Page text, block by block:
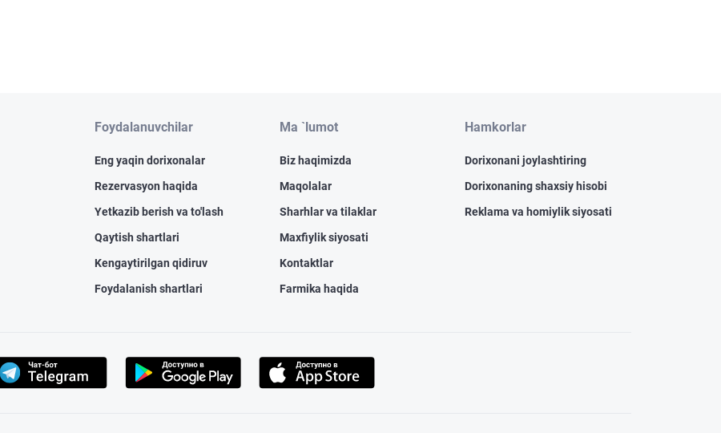
Foydalanuvchilar
Eng yaqin dorixonalar
Rezervasyon haqida
Yetkazib berish va to'lash
Qaytish shartlari
Kengaytirilgan qidiruv
Foydalanish shartlari
Ma `lumot
Biz haqimizda
Maqolalar
Sharhlar va tilaklar
Maxfiylik siyosati
Kontaktlar
Farmika haqida
Hamkorlar
Dorixonani joylashtiring
Dorixonaning shaxsiy hisobi
Reklama va homiylik siyosati